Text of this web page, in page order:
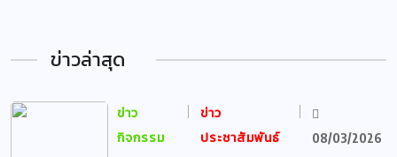
ข่าวล่าสุด
ข่าว
กิจกรรม
ข่าว
ประชาสัมพันธ์
08/03/2026